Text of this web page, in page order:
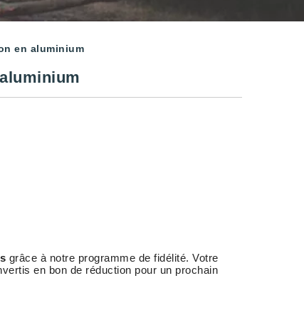
en aluminium
grâce à notre programme de fidélité. Votre
en bon de réduction pour un prochain